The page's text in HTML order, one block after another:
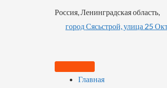
Россия, Ленинградская область,
город Сясьстрой, улица 25
Главная